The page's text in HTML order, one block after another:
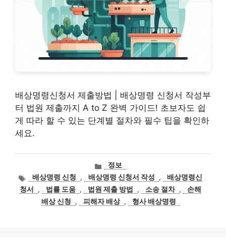
배상명령신청서 제출방법 | 배상명령 신청서 작성부
터 법원 제출까지 A to Z 완벽 가이드! 초보자도 쉽
게 따라 할 수 있는 단계별 절차와 필수 팁을 확인하
세요.
카
테
고
리
정보
태
그
배상명령 신청 , 배상명령 신청서 작성 ,
배상명령신
청서
, 법률 도움 , 법원 제출 방법 , 소송 절차 ,
손해
배상 신청
, 피해자 배상 , 형사 배상명령